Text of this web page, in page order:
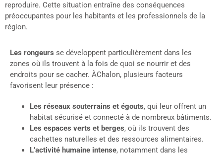
reproduire. Cette situation entraîne des conséquences
préoccupantes pour les habitants et les professionnels de la
région.
Les rongeurs se développent particulièrement dans les
zones où ils trouvent à la fois de quoi se nourrir et des
endroits pour se cacher. ÀChalon, plusieurs facteurs
favorisent leur présence :
Les réseaux souterrains et égouts, qui leur offrent un
habitat sécurisé et connecté à de nombreux bâtiments.
Les espaces verts et berges, où ils trouvent des
cachettes naturelles et des ressources alimentaires.
L’activité humaine intense, notamment dans les